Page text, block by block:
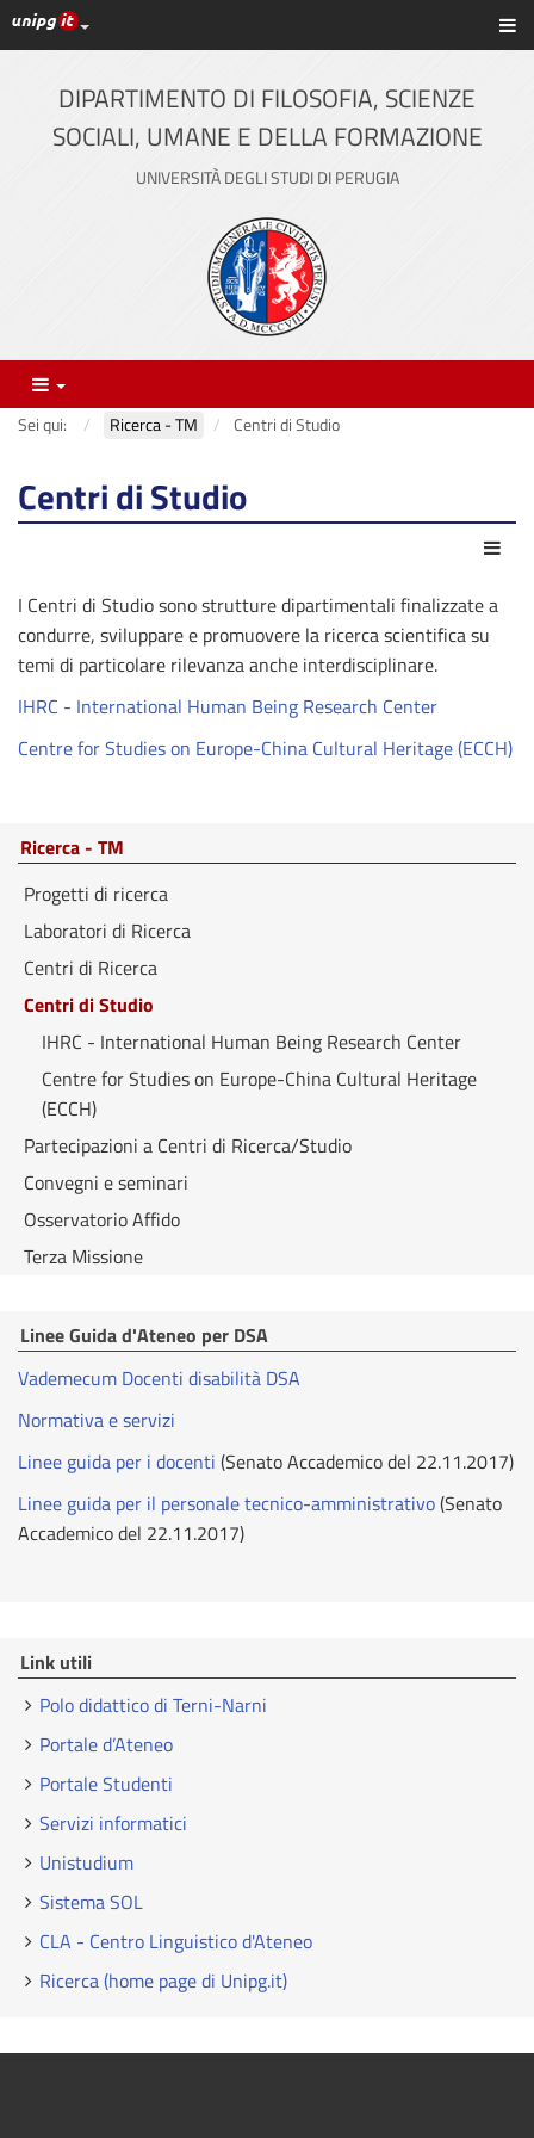
Vai
al
contenuto
principale
Link ai principali servizi web di Ateneo
DIPARTIMENTO DI FILOSOFIA, SCIENZE
SOCIALI, UMANE E DELLA FORMAZIONE
UNIVERSITÀ DEGLI STUDI DI PERUGIA
Menu
Sei qui: Ricerca - TM Centri di Studio
Centri di Studio
I Centri di Studio sono strutture dipartimentali finalizzate a
condurre, sviluppare e promuovere la ricerca scientifica su
temi di particolare rilevanza anche interdisciplinare.
IHRC - International Human Being Research Center
Centre for Studies on Europe-China Cultural Heritage (ECCH)
Ricerca - TM
Progetti di ricerca
Laboratori di Ricerca
Centri di Ricerca
Centri di Studio
IHRC - International Human Being Research Center
Centre for Studies on Europe-China Cultural Heritage
(ECCH)
Partecipazioni a Centri di Ricerca/Studio
Convegni e seminari
Osservatorio Affido
Terza Missione
Linee Guida d'Ateneo per DSA
Vademecum Docenti disabilità DSA
Normativa e servizi
Linee guida per i docenti (Senato Accademico del 22.11.2017)
Linee guida per il personale tecnico-amministrativo(Senato
Accademico del 22.11.2017)
Link utili
Polo didattico di Terni-Narni
Portale d’Ateneo
Portale Studenti
Servizi informatici
Unistudium
Sistema SOL
CLA - Centro Linguistico d'Ateneo
Ricerca (home page di Unipg.it)